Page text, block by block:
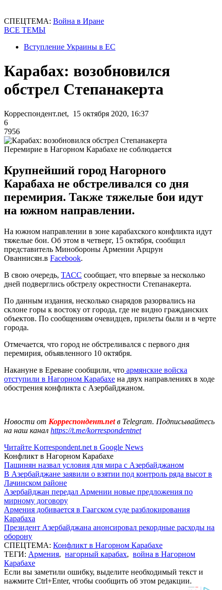
СПЕЦТЕМА: Война в Иране
ВСЕ ТЕМЫ
Вступление Украины в ЕС
Карабах: возобновился
обстрел Степанакерта
Корреспондент.net, 15 октября 2020, 16:37
6
7956
Перемирие в Нагорном Карабахе не соблюдается
Крупнейший город Нагорного
Карабаха не обстреливался со дня
перемирия. Также тяжелые бои идут
на южном направлении.
На южном направлении в зоне карабахского конфликта идут
тяжелые бои. Об этом в четверг, 15 октября, сообщил
представитель Минобороны Армении Арцрун
Ованнисян.в Facebook.
В свою очередь, ТАСС сообщает, что впервые за несколько
дней подверглись обстрелу окрестности Степанакерта.
По данным издания, несколько снарядов разорвались на
склоне горы к востоку от города, где не видно гражданских
объектов. По сообщениям очевидцев, прилеты были и в черте
города.
Отмечается, что город не обстреливался с первого дня
перемирия, объявленного 10 октября.
Накануне в Ереване сообщили, что армянские войска
отступили в Нагорном Карабахе на двух направлениях в ходе
обострения конфликта с Азербайджаном.
Новости от Корреспондент.netв Telegram. Подписывайтесь
на наш канал https://t.me/korrespondentnet
Читайте Korrespondent.net в Google News
Конфликт в Нагорном Карабахе
Пашинян назвал условия для мира с Азербайджаном
В Азербайджане заявили о взятии под контроль ряда высот в
Лачинском районе
Азербайджан передал Армении новые предложения по
мирному договору
Армения добивается в Гаагском суде разблокирования
Карабаха
Президент Азербайджана анонсировал рекордные расходы на
оборону
СПЕЦТЕМА: Конфликт в Нагорном Карабахе
ТЕГИ: Армения, нагорный карабах, война в Нагорном
Карабахе
Если вы заметили ошибку, выделите необходимый текст и
нажмите Ctrl+Enter, чтобы сообщить об этом редакции.